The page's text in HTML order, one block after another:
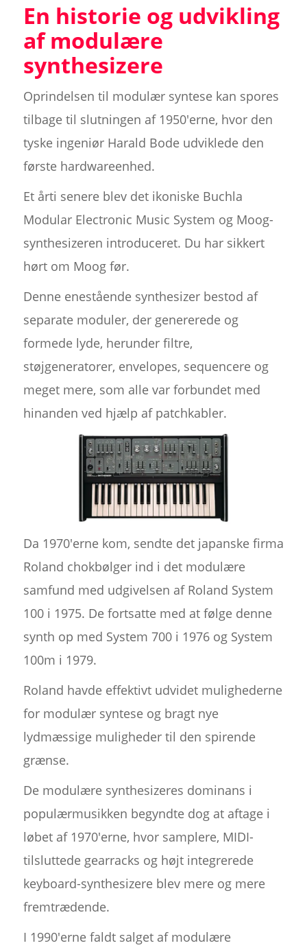
En historie og udvikling
af modulære
synthesizere
Oprindelsen til modulær syntese kan spores
tilbage til slutningen af 1950'erne, hvor den
tyske ingeniør Harald Bode udviklede den
første hardwareenhed.
Et årti senere blev det ikoniske Buchla
Modular Electronic Music System og Moog-
synthesizeren introduceret. Du har sikkert
hørt om Moog før.
Denne enestående synthesizer bestod af
separate moduler, der genererede og
formede lyde, herunder filtre,
støjgeneratorer, envelopes, sequencere og
meget mere, som alle var forbundet med
hinanden ved hjælp af patchkabler.
Da 1970'erne kom, sendte det japanske firma
Roland chokbølger ind i det modulære
samfund med udgivelsen af Roland System
100 i 1975. De fortsatte med at følge denne
synth op med System 700 i 1976 og System
100m i 1979.
Roland havde effektivt udvidet mulighederne
for modulær syntese og bragt nye
lydmæssige muligheder til den spirende
grænse.
De modulære synthesizeres dominans i
populærmusikken begyndte dog at aftage i
løbet af 1970'erne, hvor samplere, MIDI-
tilsluttede gearracks og højt integrerede
keyboard-synthesizere blev mere og mere
fremtrædende.
I 1990'erne faldt salget af modulære